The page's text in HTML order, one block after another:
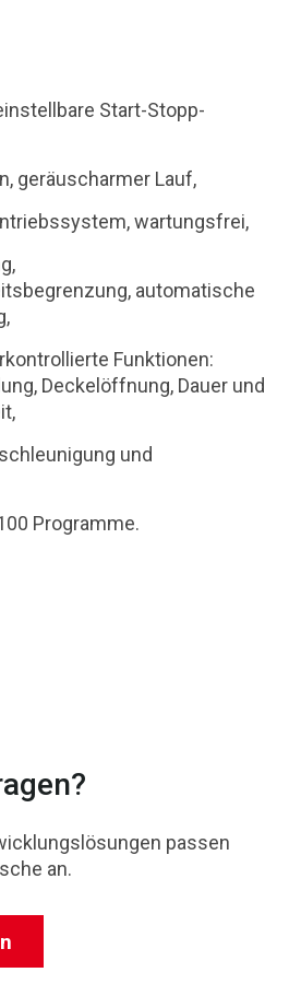
Start-Stopp-
geräuscharmer Lauf,
wartungsfrei,
automatische
Funktionen:
Deckelöffnung, Dauer und
und
Programme.
passen
an.